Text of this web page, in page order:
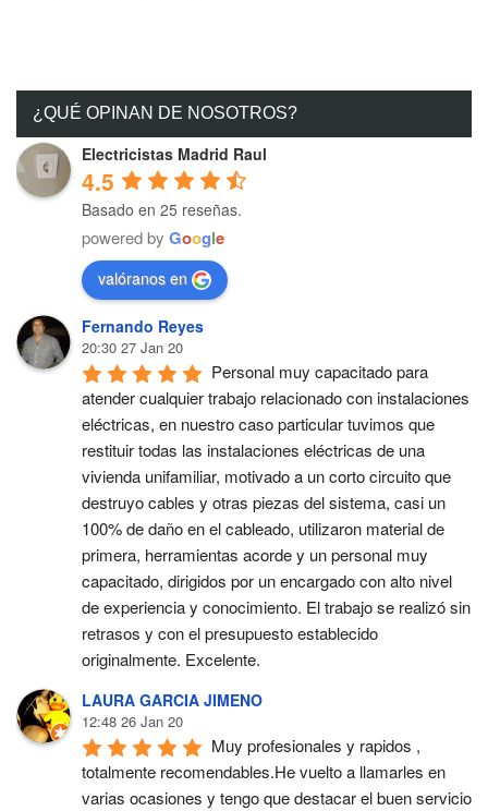
¿QUÉ OPINAN DE NOSOTROS?
Electricistas Madrid Raul
4.5
Basado en 25 reseñas.
powered by Google
valóranos en
Fernando Reyes
20:30 27 Jan 20
Personal muy capacitado para
atender cualquier trabajo relacionado con instalaciones
eléctricas, en nuestro caso particular tuvimos que
restituir todas las instalaciones eléctricas de una
vivienda unifamiliar, motivado a un corto circuito que
destruyo cables y otras piezas del sistema, casi un
100% de daño en el cableado, utilizaron material de
primera, herramientas acorde y un personal muy
capacitado, dirigidos por un encargado con alto nivel
de experiencia y conocimiento. El trabajo se realizó sin
retrasos y con el presupuesto establecido
originalmente. Excelente.
LAURA GARCIA JIMENO
12:48 26 Jan 20
Muy profesionales y rapidos ,
totalmente recomendables.He vuelto a llamarles en
varias ocasiones y tengo que destacar el buen servicio